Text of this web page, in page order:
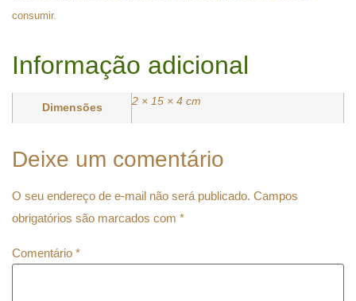
consumir.
Informação adicional
Dimensões
2 × 15 × 4 cm
Deixe um comentário
O seu endereço de e-mail não será publicado. Campos
obrigatórios são marcados com *
Comentário *